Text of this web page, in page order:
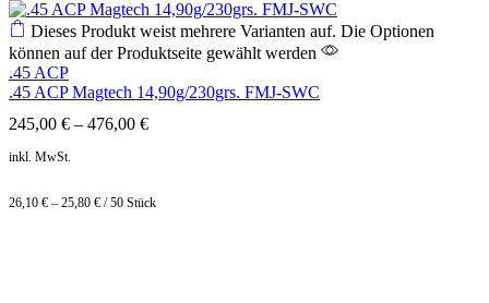
Dieses Produkt weist mehrere Varianten auf. Die Optionen
können auf der Produktseite gewählt werden
.45 ACP
.45 ACP Magtech 14,90g/230grs. FMJ-SWC
245,00 € – 476,00 €
inkl. MwSt.
26,10 € – 25,80 € /50 Stück